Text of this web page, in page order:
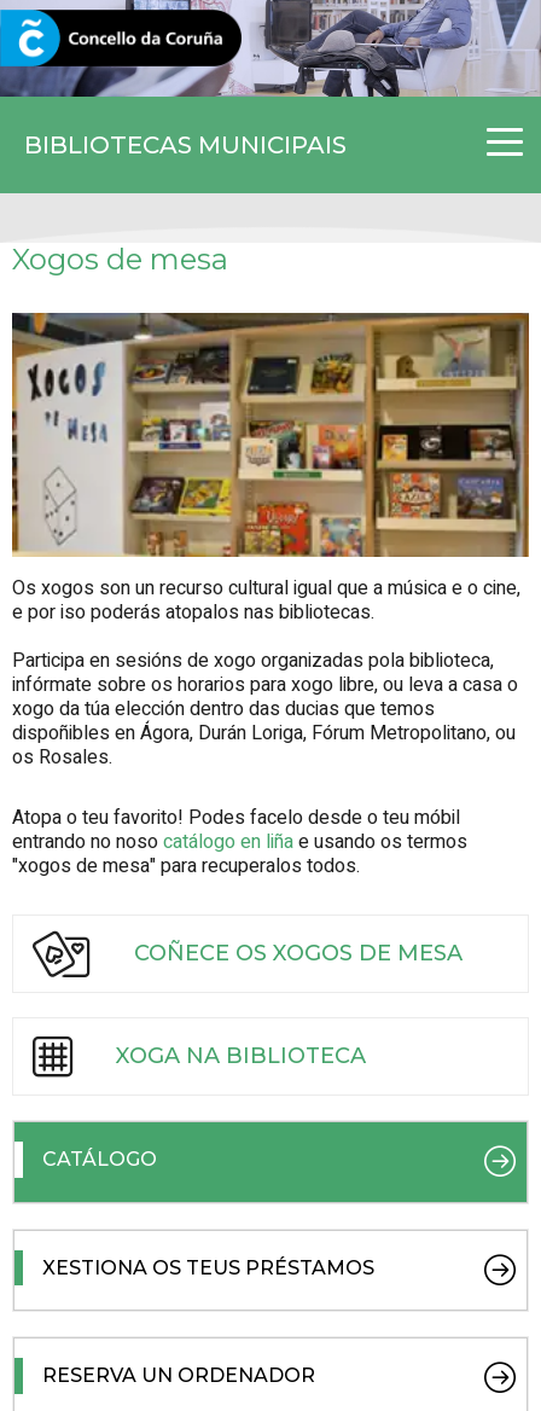
BIBLIOTECAS MUNICIPAIS
CORUNA.GAL
Xogos de mesa
Os xogos son un recurso cultural igual que a música e o cine,
e por iso poderás atopalos nas bibliotecas.
Participa en sesións de xogo organizadas pola biblioteca,
infórmate sobre os horarios para xogo libre, ou leva a casa o
xogo da túa elección dentro das ducias que temos
dispoñibles en Ágora, Durán Loriga, Fórum Metropolitano, ou
os Rosales.
Atopa o teu favorito! Podes facelo desde o teu móbil
entrando no nosocatálogo en liñae usando os termos
"xogos de mesa" para recuperalos todos.
COÑECE OS XOGOS DE MESA
XOGA NA BIBLIOTECA
CATÁLOGO
XESTIONA OS TEUS PRÉSTAMOS
RESERVA UN ORDENADOR